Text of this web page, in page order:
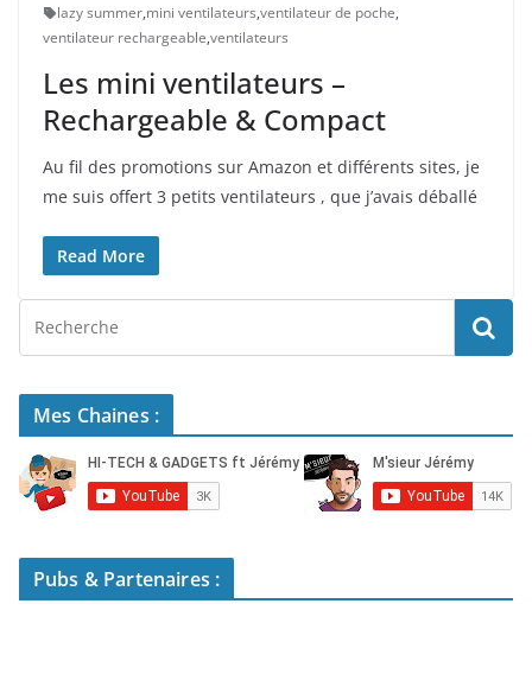
lazy summer,mini ventilateurs,ventilateur de poche,
ventilateur rechargeable,ventilateurs
Les mini ventilateurs –
Rechargeable & Compact
Au fil des promotions sur Amazon et différents sites, je
me suis offert 3 petits ventilateurs , que j’avais déballé
Read More
Mes Chaines :
Pubs & Partenaires :